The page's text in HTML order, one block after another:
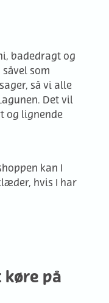
badedragt og
som
så vi alle
Det vil
og lignende
kan I
hvis I har
på